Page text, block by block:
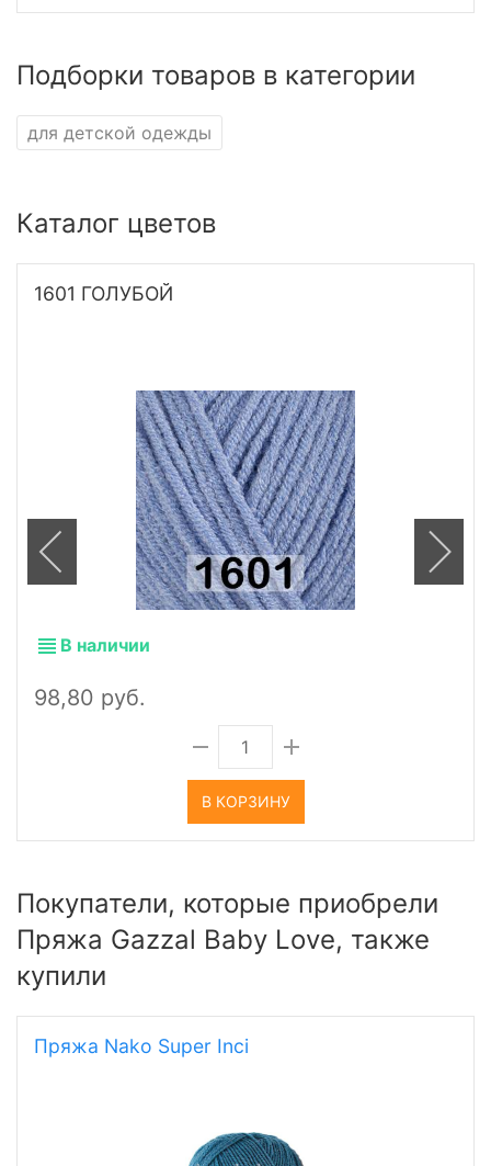
Подборки товаров в категории
для детской одежды
Каталог цветов
1601 ГОЛУБОЙ
В наличии
98,80 руб.
В КОРЗИНУ
Покупатели, которые приобрели
Пряжа Gazzal Baby Love, также
купили
Пряжа Nako Super Inci